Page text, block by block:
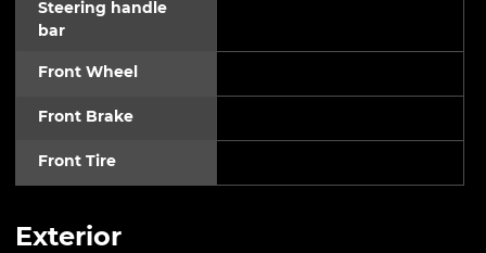
Steering handle
bar
Front Wheel
Front Brake
Front Tire
Exterior